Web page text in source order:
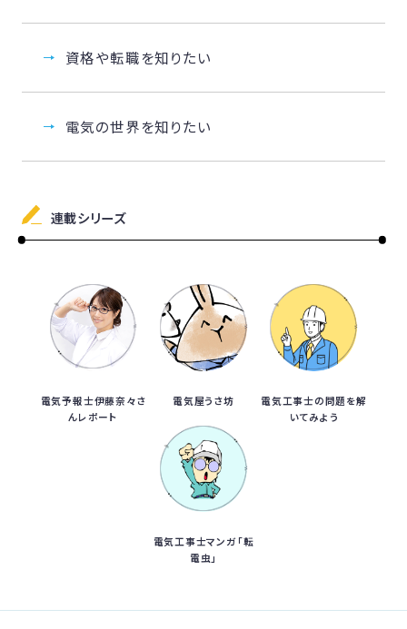
資格や転職を知りたい
電気の世界を知りたい
連載シリーズ
電気予報士伊藤奈々さ
んレポート
電気屋うさ坊
電気工事士の問題を解
いてみよう
電気工事士マンガ「転
電虫」